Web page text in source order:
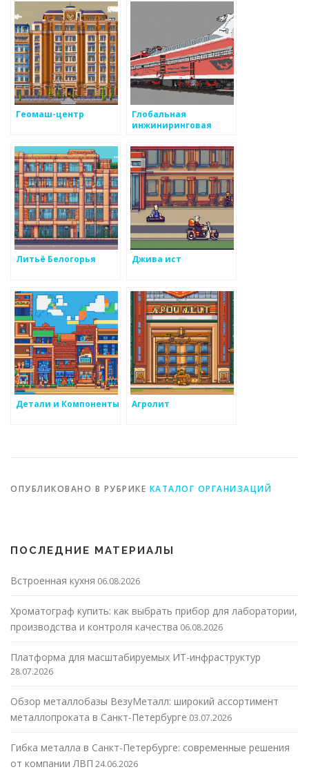
Геомаш-центр
Глобальная
инжиниринговая
Литьё Белогорья Джива ист
Детали и Компоненты Агролит
ОПУБЛИКОВАНО В РУБРИКЕ КАТАЛОГ ОРГАНИЗАЦИЙ
ПОСЛЕДНИЕ МАТЕРИАЛЫ
Встроенная кухня 06.08.2026
Хроматограф купить: как выбрать прибор для лаборатории,
производства и контроля качества 06.08.2026
Платформа для масштабируемых ИТ-инфраструктур
28.07.2026
Обзор металлобазы ВезуМеталл: широкий ассортимент
металлопроката в Санкт-Петербурге 03.07.2026
Гибка металла в Санкт-Петербурге: современные решения
от компании ЛВП 24.06.2026